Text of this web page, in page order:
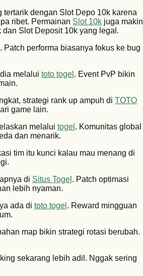
dengan Slot Depo 10k karena
ribet. Permainan Slot 10k juga makin
Slot Deposit 10k yang legal.
. Patch performa biasanya fokus ke bug
melaluitoto togel . Event PvP bikin
strategi rank up ampuh diTOTO
game lain.
melalui togel . Komunitas global
dan menarik.
tim itu kunci kalau mau menang di
di Situs Togel . Patch optimasi
lebih nyaman.
ada di toto togel . Reward mingguan
map bikin strategi rotasi berubah.
sekarang lebih adil. Nggak sering